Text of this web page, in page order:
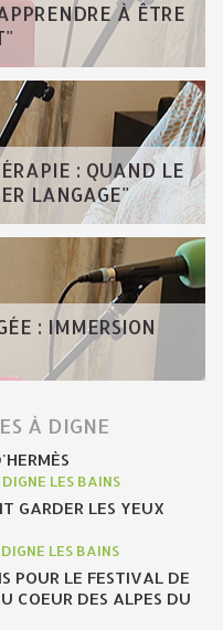
À ÊTRE
: QUAND LE
LANGAGE"
: IMMERSION
À DIGNE
LES BAINS
GARDER LES YEUX
LES BAINS
POUR LE FESTIVAL DE
COEUR DES ALPES DU